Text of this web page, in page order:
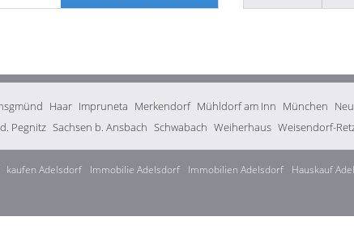
Haar Impruneta Merkendorf Mühldorf am Inn München
Pegnitz Sachsen b. Ansbach Schwabach Weiherhaus Weisendorf-
kaufen Adelsdorf Immobilie Adelsdorf Immobilien Adelsdorf Hauskauf